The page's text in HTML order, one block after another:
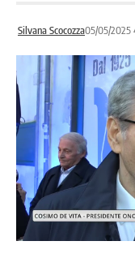
Silvana Scocozza05/05/2025